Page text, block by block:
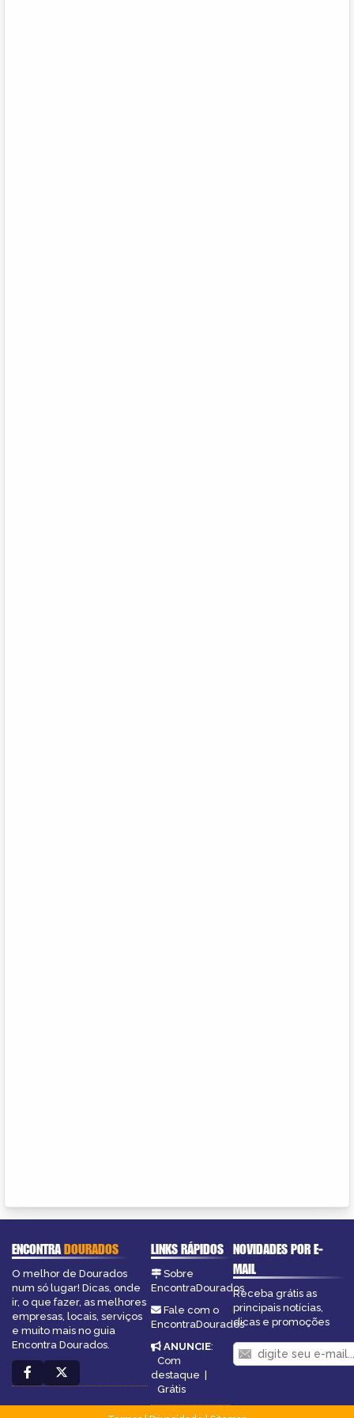
ENCONTRADOURADOS
O melhor de Dourados
num só lugar! Dicas, onde
ir, o que fazer, as melhores
empresas, locais, serviços
e muito mais no guia
Encontra Dourados.
LINKS RÁPIDOS
Sobre
EncontraDourados
Fale com o
EncontraDourados
ANUNCIE:
Com
destaque |
Grátis
NOVIDADES POR E-
MAIL
Receba grátis as
principais notícias,
dicas e promoções